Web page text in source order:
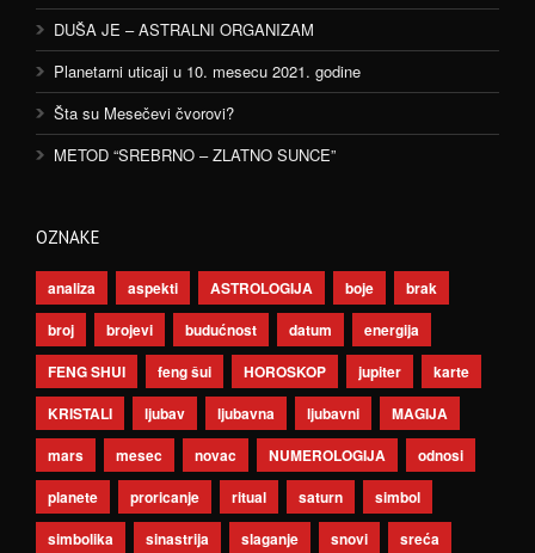
DUŠA JE – ASTRALNI ORGANIZAM
Planetarni uticaji u 10. mesecu 2021. godine
Šta su Mesečevi čvorovi?
METOD “SREBRNO – ZLATNO SUNCE”
OZNAKE
analiza aspekti ASTROLOGIJA boje
brak
broj
brojevi budućnost datum
energija
FENG SHUI
feng šui HOROSKOP jupiter
karte
KRISTALI
ljubav ljubavna ljubavni
MAGIJA
mars
mesec novac NUMEROLOGIJA
odnosi
planete
proricanje ritual saturn
simbol
simbolika
sinastrija slaganje snovi sreća